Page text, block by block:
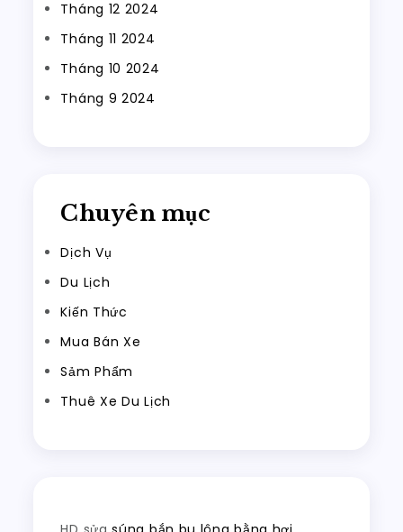
Tháng 12 2024
Tháng 11 2024
Tháng 10 2024
Tháng 9 2024
Chuyên mục
Dịch Vụ
Du Lịch
Kiến Thức
Mua Bán Xe
Sảm Phẩm
Thuê Xe Du Lịch